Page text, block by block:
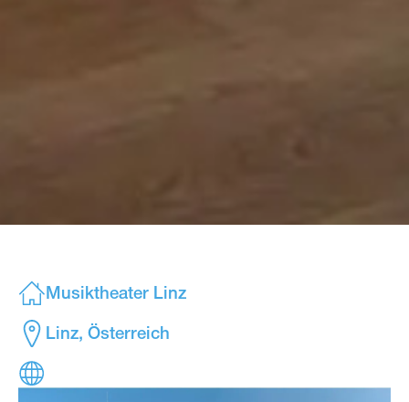
Musiktheater Linz
Linz, Österreich